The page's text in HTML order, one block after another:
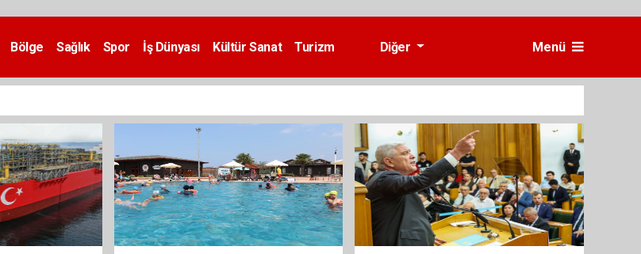
Bölge Sağlık Spor İş Dünyası Kültür Sanat
Turizm
Diğer Menü